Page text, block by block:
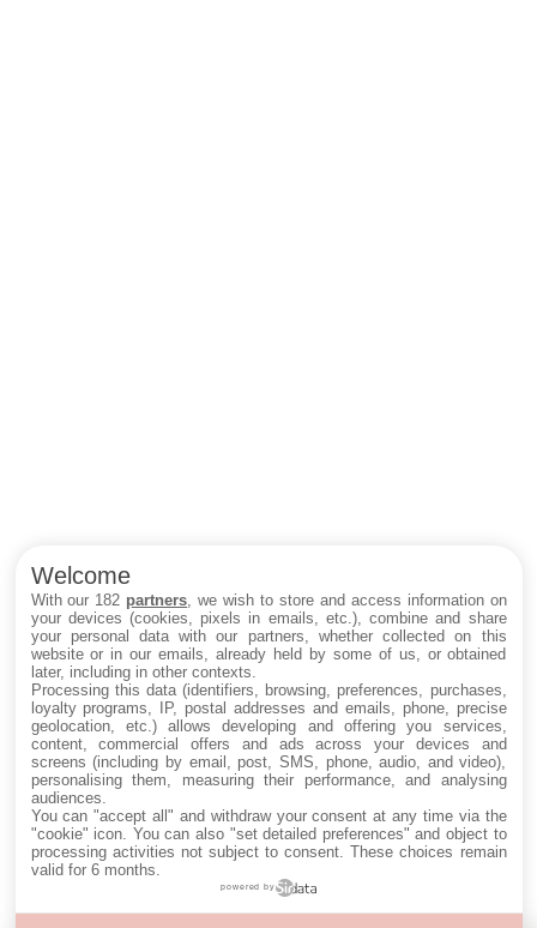
Welcome
With our 182 partners , we wish to store and access information on
your devices (cookies, pixels in emails, etc.), combine and share
your personal data with our partners, whether collected on this
website or in our emails, already held by some of us, or obtained
later, including in other contexts.
Processing this data (identifiers, browsing, preferences, purchases,
loyalty programs, IP, postal addresses and emails, phone, precise
geolocation, etc.) allows developing and offering you services,
content, commercial offers and ads across your devices and
screens (including by email, post, SMS, phone, audio, and video),
personalising them, measuring their performance, and analysing
audiences.
You can "accept all" and withdraw your consent at any time via the
"cookie" icon . You can also "set detailed preferences" and object to
processing activities not subject to consent. These choices remain
valid for 6 months.
powered by